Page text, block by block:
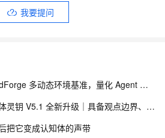
我要提问
告别单轮静态测评！WorldForge 多动态环境基准，量化 Agent 组件协同能力
分层结构化决策对话智能体灵钥 V5.1 全新升级｜具备观点边界、关系感知的深度思辨 Agent，配套线上 Demo 与真实用户数据采集方案
把它变成认知体的声带